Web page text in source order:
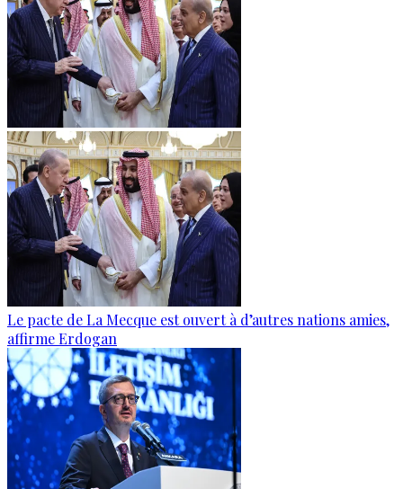
Le pacte de La Mecque est ouvert à d’autres nations amies,
affirme Erdogan